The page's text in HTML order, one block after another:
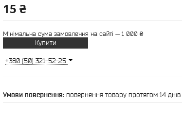
15 ₴
Мінімальна сума замовлення на сайті — 1 000 ₴
Купити
+380 (50) 321-52-25
повернення товару протягом 14 днів